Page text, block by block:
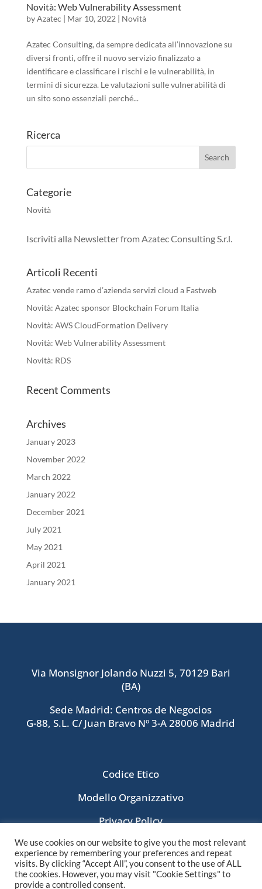
Novità: Web Vulnerability Assessment
byAzatec | Mar 10, 2022 | Novità
Azatec Consulting, da sempre dedicata all’innovazione su
diversi fronti, offre il nuovo servizio finalizzato a
identificare e classificare i rischi e le vulnerabilità, in
termini di sicurezza. Le valutazioni sulle vulnerabilità di
un sito sono essenziali perché...
Ricerca
Categorie
Novità
Iscriviti alla Newsletter from Azatec Consulting S.r.l.
Articoli Recenti
Azatec vende ramo d’azienda servizi cloud a Fastweb
Novità: Azatec sponsor Blockchain Forum Italia
Novità: AWS CloudFormation Delivery
Novità: Web Vulnerability Assessment
Novità: RDS
Recent Comments
Archives
January 2023
November 2022
March 2022
January 2022
December 2021
July 2021
May 2021
April 2021
January 2021
Via Monsignor Jolando Nuzzi 5, 70129 Bari
(BA)
Sede Madrid: Centros de Negocios
G-88, S.L. C/ Juan Bravo Nº 3-A 28006 Madrid
Codice Etico
Modello Organizzativo
Privacy Policy
We use cookies on our website to give you the most relevant
experience by remembering your preferences and repeat
visits. By clicking “Accept All”, you consent to the use of ALL
the cookies. However, you may visit "Cookie Settings" to
provide a controlled consent.